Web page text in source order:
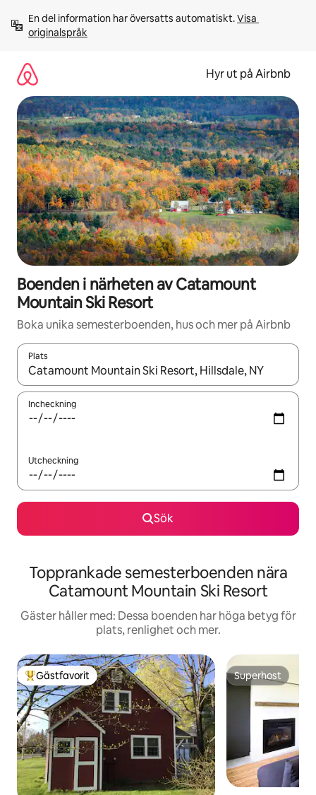
innehåll
En del information har översatts automatiskt. Visa
originalspråk
Hyr ut på Airbnb
Boenden i närheten av Catamount
Mountain Ski Resort
Boka unika semesterboenden, hus och mer på Airbnb
Plats
När resultaten är tillgängliga kan du navigera med upp- och
Incheckning
Utcheckning
Sök
Topprankade semesterboenden nära
Catamount Mountain Ski Resort
Gäster håller med: Dessa boenden har höga betyg för
plats, renlighet och mer.
Populär gästfavorit
Gästfavorit Superhost
Superhost